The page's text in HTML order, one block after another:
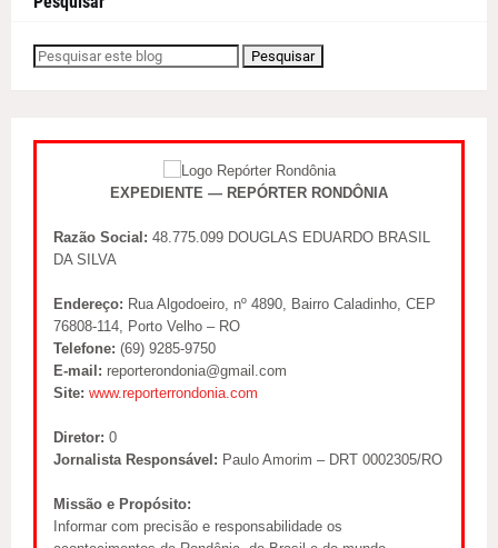
EXPEDIENTE — REPÓRTER RONDÔNIA
Razão Social: 48.775.099 DOUGLAS EDUARDO BRASIL
DA SILVA
Endereço: Rua Algodoeiro, nº 4890, Bairro Caladinho, CEP
76808-114, Porto Velho – RO
Telefone: (69) 9285-9750
E-mail: reporterondonia@gmail.com
Site: www.reporterrondonia.com
Diretor: 0
Jornalista Responsável: Paulo Amorim – DRT 0002305/RO
Missão e Propósito:
Informar com precisão e responsabilidade os